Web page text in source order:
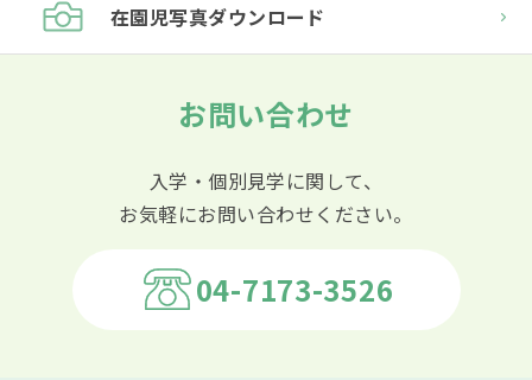
在園児写真ダウンロード
お問い合わせ
入学・個別見学に関して、
お気軽にお問い合わせください。
04-7173-3526